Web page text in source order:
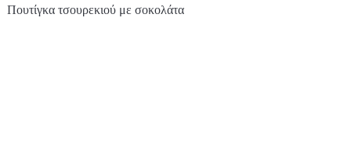
Πουτίγκα τσουρεκιού με σοκολάτα